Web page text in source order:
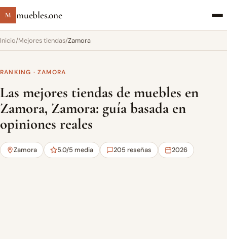
M muebles.one
Inicio/Mejores tiendas/Zamora
RANKING · ZAMORA
Las mejores tiendas de muebles en
Zamora, Zamora: guía basada en
opiniones reales
Zamora 5.0/5 media 205 reseñas 2026